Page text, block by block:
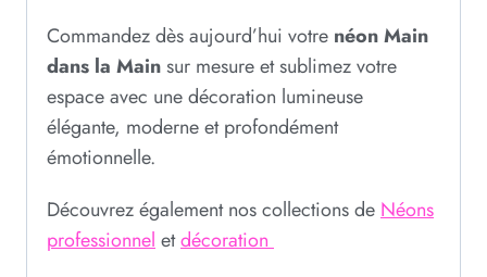
Commandez dès aujourd’hui votre néon Main
dans la Mainsur mesure et sublimez votre
espace avec une décoration lumineuse
élégante, moderne et profondément
émotionnelle.
Découvrez également nos collections deNéons
professionneletdécoration